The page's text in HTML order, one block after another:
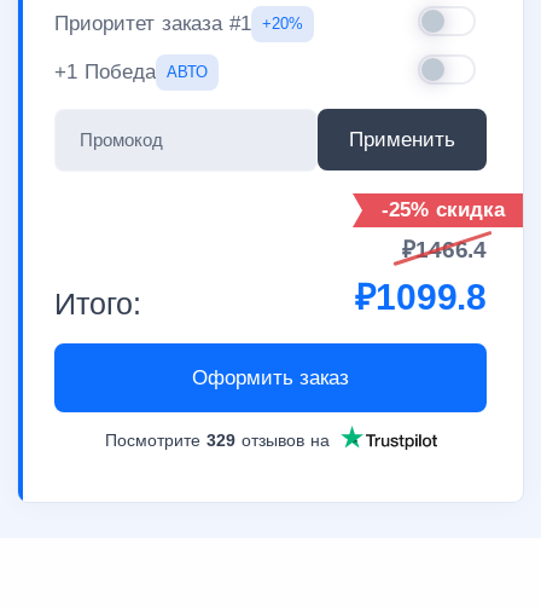
Приоритет заказа #1 +20%
+1 Победа АВТО
Промокод Применить
-25% скидка
₽1466.4
Итого: ₽1099.8
Оформить заказ
Посмотрите 329 отзывов на